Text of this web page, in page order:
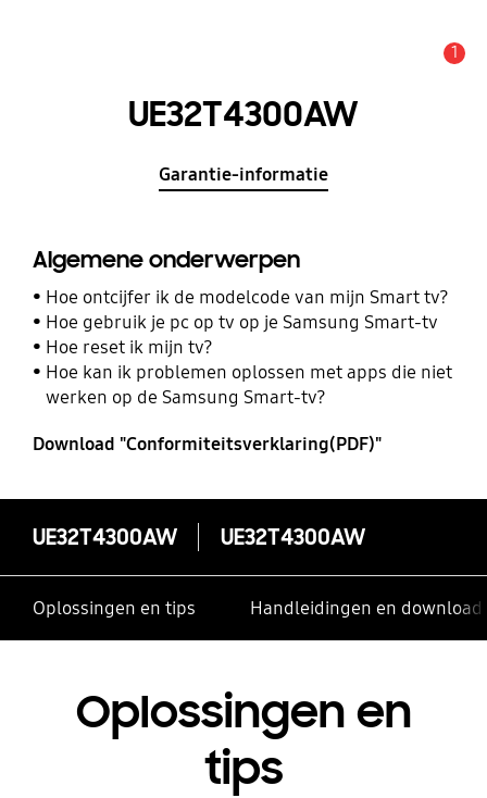
1
UE32T4300AW
Garantie-informatie
Algemene onderwerpen
Hoe ontcijfer ik de modelcode van mijn Smart tv?
Hoe gebruik je pc op tv op je Samsung Smart-tv
Hoe reset ik mijn tv?
Hoe kan ik problemen oplossen met apps die niet
werken op de Samsung Smart-tv?
Download "Conformiteitsverklaring(PDF)"
UE32T4300AW UE32T4300AW
Oplossingen en tips Handleidingen en
Oplossingen en
tips